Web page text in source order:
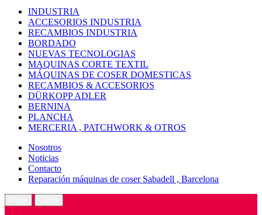
INDUSTRIA
ACCESORIOS INDUSTRIA
RECAMBIOS INDUSTRIA
BORDADO
NUEVAS TECNOLOGIAS
MAQUINAS CORTE TEXTIL
MÁQUINAS DE COSER DOMESTICAS
RECAMBIOS & ACCESORIOS
DÜRKOPP ADLER
BERNINA
PLANCHA
MERCERIA , PATCHWORK & OTROS
Nosotros
Noticias
Contacto
Reparación máquinas de coser Sabadell , Barcelona